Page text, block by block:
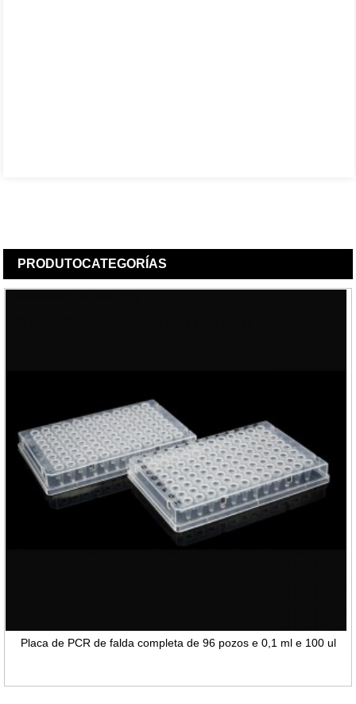
PRODUTOCATEGORÍAS
Placa de PCR de falda completa de 96 pozos e 0,1 ml e 100 ul